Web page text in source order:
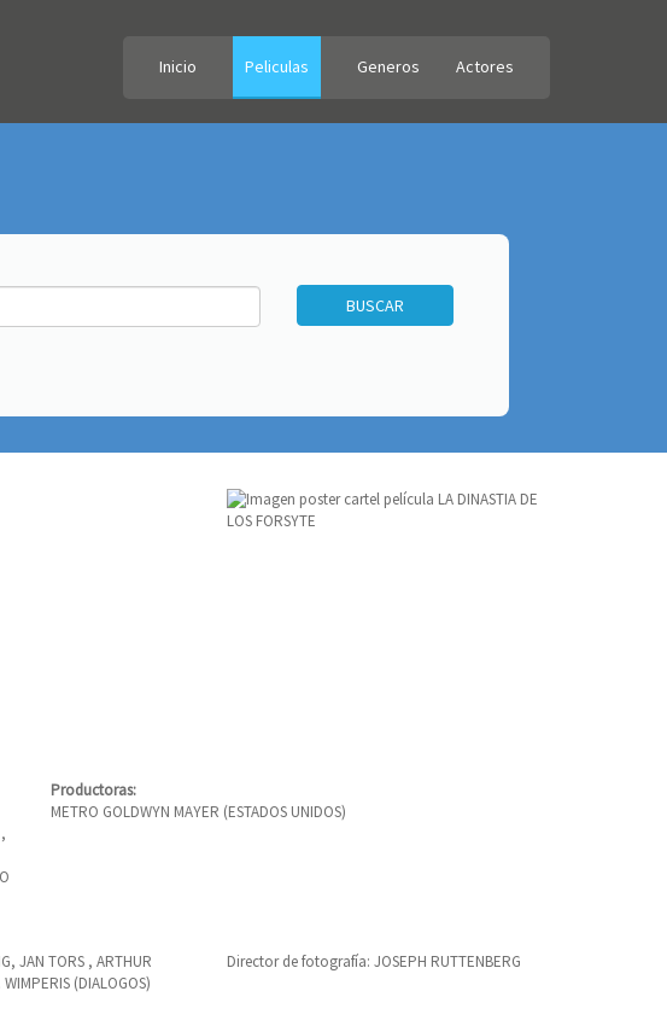
Inicio Peliculas Generos Actores
Productoras:
METRO GOLDWYN MAYER (ESTADOS UNIDOS)
JAN TORS , ARTHUR
(DIALOGOS)
Director de fotografía: JOSEPH RUTTENBERG